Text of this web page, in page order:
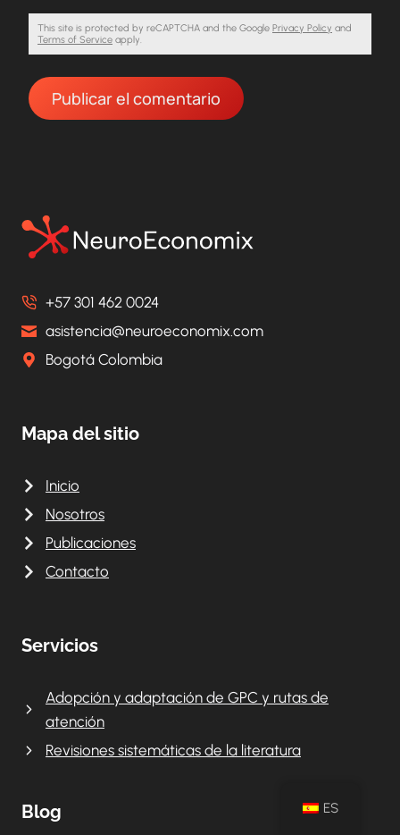
This site is protected by reCAPTCHA and the Google Privacy Policy and
Terms of Service apply.
+57 301 462 0024
asistencia@neuroeconomix.com
Bogotá Colombia
Mapa del sitio
Inicio
Nosotros
Publicaciones
Contacto
Servicios
Adopción y adaptación de GPC y rutas de
atención
Revisiones sistemáticas de la literatura
Blog ES